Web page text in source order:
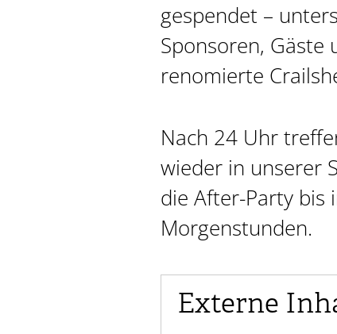
gespendet –
Sponsoren, Gäste
renomierte
Nach 24 Uhr
wieder in unserer
die After-Party bis
Morgenstunden.
Externe